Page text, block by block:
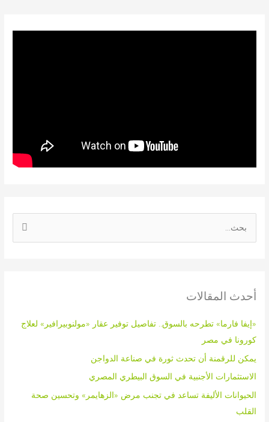
ث
ن
:
أحدث المقالات
«إيفا فارما» تطرحه بالسوق.. تفاصيل توفير عقار «مولنوبيرافير» لعلاج
كورونا في مصر
يمكن للرقمنة أن تحدث ثورة في صناعة الدواجن
الاستثمارات الأجنبية في السوق البيطري المصري
الحيوانات الأليفة تساعد في تجنب مرض «الزهايمر» وتحسين صحة
القلب